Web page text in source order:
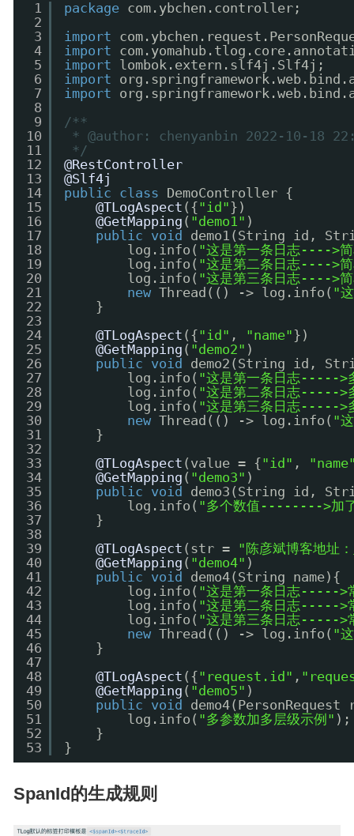
1
2
3
4
5
6
7
8
9
10
11
12
13
14
15
16
17
18
19
20
21
22
23
24
25
26
27
28
29
30
31
32
33
34
35
36
37
38
39
40
41
42
43
44
45
46
47
48
49
50
51
52
53
package com.ybchen.controller;
import
import
import
lombok.extern.slf4j.Slf4j;
import
import
/**
* @author: chenyanbin 2022-10-18
*/
@RestController
@Slf4j
public
class
DemoController {
@TLogAspect ({ "id" })
@GetMapping ( "demo1" )
public
void
demo1(String id,
log.info( "这是第一条日志---->
log.info( "这是第二条日志---->
log.info( "这是第三条日志---->
new Thread(() -> log.info( "
}
@TLogAspect ({ "id" , "name" })
@GetMapping ( "demo2" )
public
void
demo2(String id,
log.info( "这是第一条日志----->
log.info( "这是第二条日志----->
log.info( "这是第三条日志----->
new Thread(() -> log.info( "
}
@TLogAspect (value = { "id" ,
@GetMapping ( "demo3" )
public
void
demo3(String id,
log.info( "多个数值-------->加
}
@TLogAspect (str = "陈彦斌博客地址：
@GetMapping ( "demo4" )
public
void
demo4(String name){
log.info( "这是第一条日志----->
log.info( "这是第二条日志----->
log.info( "这是第三条日志----->
new Thread(() -> log.info( "
}
@TLogAspect ({ "request.id" ,
@GetMapping ( "demo5" )
public
void
log.info( "多参数加多层级示例" );
}
}
SpanId的生成规则